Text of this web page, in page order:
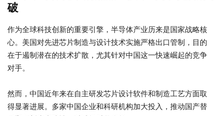
破
作为全球科技创新的重要引擎，半导体产业历来是国家战略核
心。美国对先进芯片制造与设计技术实施严格出口管制，目的
在于遏制潜在的技术扩散，尤其针对中国这一快速崛起的竞争
对手。
然而，中国近年来在自主研发芯片设计软件和制造工艺方面取
得显著进展。多家中国企业和科研机构加大投入，推动国产替